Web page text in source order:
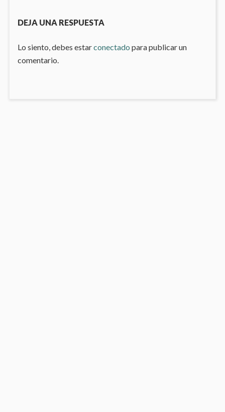
DEJA UNA RESPUESTA
Lo siento, debes estarconectado para publicar un
comentario.